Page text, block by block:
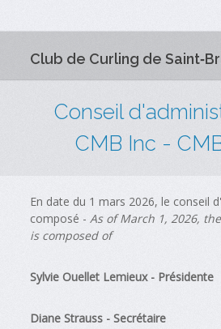
Club de Curling de
Conseil
CMB Inc -
En date du 1 mars 2026, le conseil
composé -As of March 1, 2026,
is composed of
Sylvie Ouellet Lemieux - Présidente
Diane Strauss - Secrétaire